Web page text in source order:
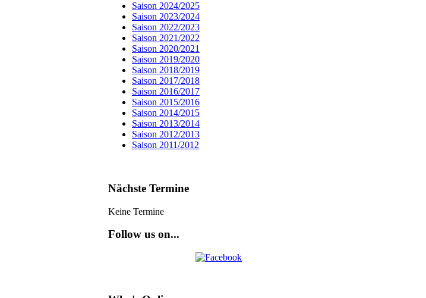
Saison 2024/2025
Saison 2023/2024
Saison 2022/2023
Saison 2021/2022
Saison 2020/2021
Saison 2019/2020
Saison 2018/2019
Saison 2017/2018
Saison 2016/2017
Saison 2015/2016
Saison 2014/2015
Saison 2013/2014
Saison 2012/2013
Saison 2011/2012
Nächste Termine
Keine Termine
Follow us on...